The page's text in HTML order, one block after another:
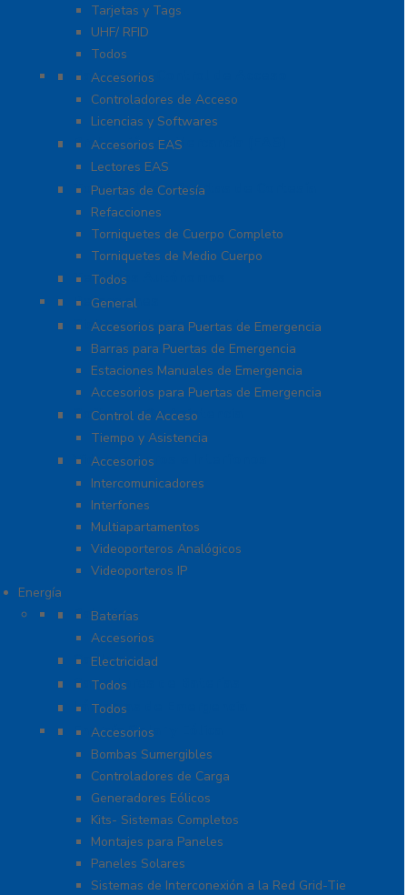
Tarjetas y Tags
UHF/ RFID
Todos
Paneles de Control de Acceso
Accesorios
Controladores de Acceso
Licencias y Softwares
Protección de Mercancía (EAS)
Accesorios EAS
Lectores EAS
Torniquetes y Puertas de Cortesía
Puertas de Cortesía
Refacciones
Torniquetes de Cuerpo Completo
Torniquetes de Medio Cuerpo
Teclados Autónomos
Todos
Refacciones
General
Sistemas de Emergencia
Accesorios para Puertas de Emergencia
Barras para Puertas de Emergencia
Estaciones Manuales de Emergencia
Accesorios para Puertas de Emergencia
Software De Asistencia
Control de Acceso
Tiempo y Asistencia
Videoporteros e Interfonos
Accesorios
Intercomunicadores
Interfones
Multiapartamentos
Videoporteros Analógicos
Videoporteros IP
Energía
Baterías
Baterías
Accesorios
Cables
Electricidad
Cargadores de Baterías
Todos
Lámparas de Emergencia
Todos
Energía Solar y Eólica
Accesorios
Bombas Sumergibles
Controladores de Carga
Generadores Eólicos
Kits- Sistemas Completos
Montajes para Paneles
Paneles Solares
Sistemas de Interconexión a la Red Grid-Tie